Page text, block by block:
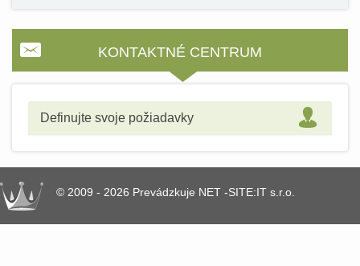
KONTAKTNÉ CENTRUM
Definujte svoje požiadavky
© 2009 - 2026 Prevádzkuje NET -SITE:IT s.r.o.